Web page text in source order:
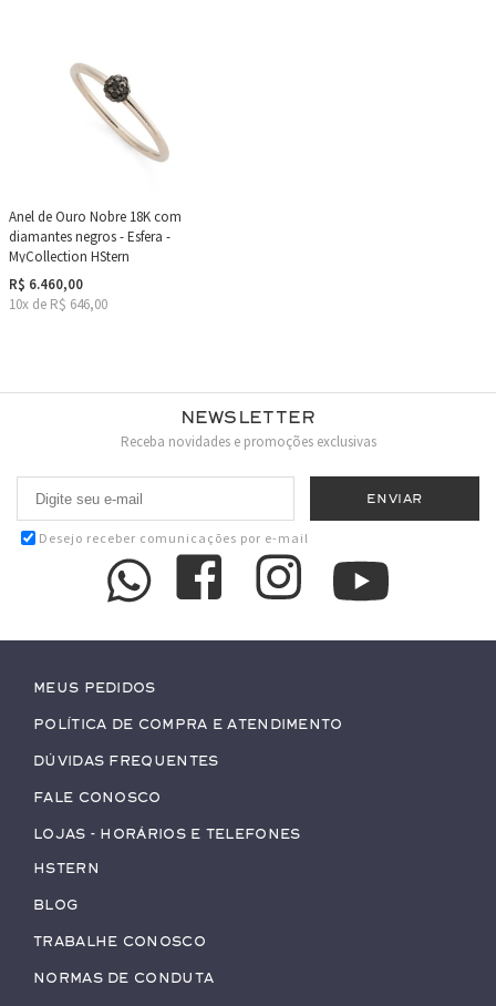
Anel de Ouro Nobre 18K com
diamantes negros - Esfera -
MyCollection HStern
R$ 6.460,00
10x de R$ 646,00
Newsletter
Receba novidades e promoções exclusivas
Desejo receber comunicações por e-mail
Meus pedidos
Política de Compra e Atendimento
Dúvidas Frequentes
Fale conosco
Lojas - Horários e Telefones
HStern
Blog
Trabalhe conosco
Normas de Conduta